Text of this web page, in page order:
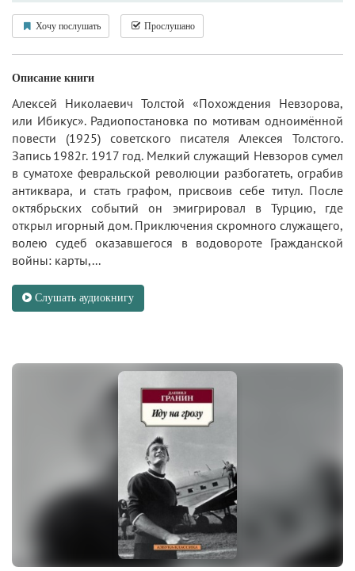
Хочу послушать Прослушано
Описание книги
Алексей Николаевич Толстой «Похождения Невзорова,
или Ибикус». Радиопостановка по мотивам одноимённой
повести (1925) советского писателя Алексея Толстого.
Запись 1982г. 1917 год. Мелкий служащий Невзоров сумел
в суматохе февральской революции разбогатеть, ограбив
антиквара, и стать графом, присвоив себе титул. После
октябрьских событий он эмигрировал в Турцию, где
открыл игорный дом. Приключения скромного служащего,
волею судеб оказавшегося в водовороте Гражданской
войны: карты,...
Слушать аудиокнигу